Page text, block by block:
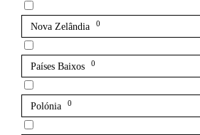
Nova Zelândia 0
Países Baixos 0
Polónia 0